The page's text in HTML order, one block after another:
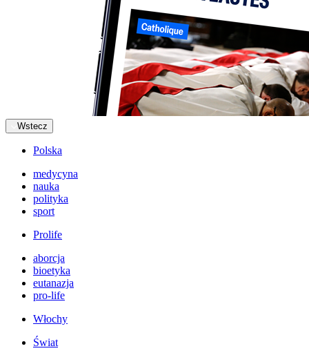
Wstecz
Polska
medycyna
nauka
polityka
sport
Prolife
aborcja
bioetyka
eutanazja
pro-life
Włochy
Świat